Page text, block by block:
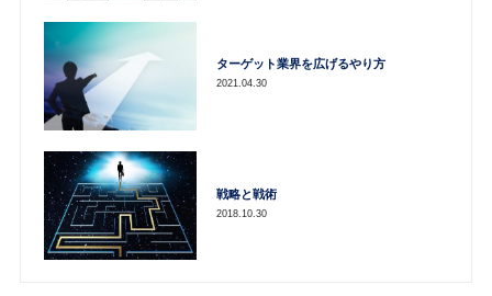
ターゲット業界を広げるやり方
2021.04.30
戦略と戦術
2018.10.30